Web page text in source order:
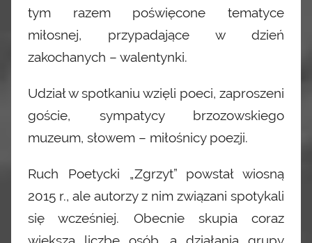
tym razem poświęcone tematyce
miłosnej, przypadające w dzień
zakochanych – walentynki.
Udział w spotkaniu wzięli poeci, zaproszeni
goście, sympatycy brzozowskiego
muzeum, słowem – miłośnicy poezji.
Ruch Poetycki „Zgrzyt” powstał wiosną
2015 r., ale autorzy z nim związani spotykali
się wcześniej. Obecnie skupia coraz